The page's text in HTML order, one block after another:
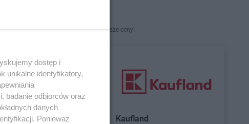
Najlepsze promocje i najniższe ceny!
Kaufland
dostęp i
unikalne identyfikatory,
badanie odbiorców oraz
danych
Ponieważ